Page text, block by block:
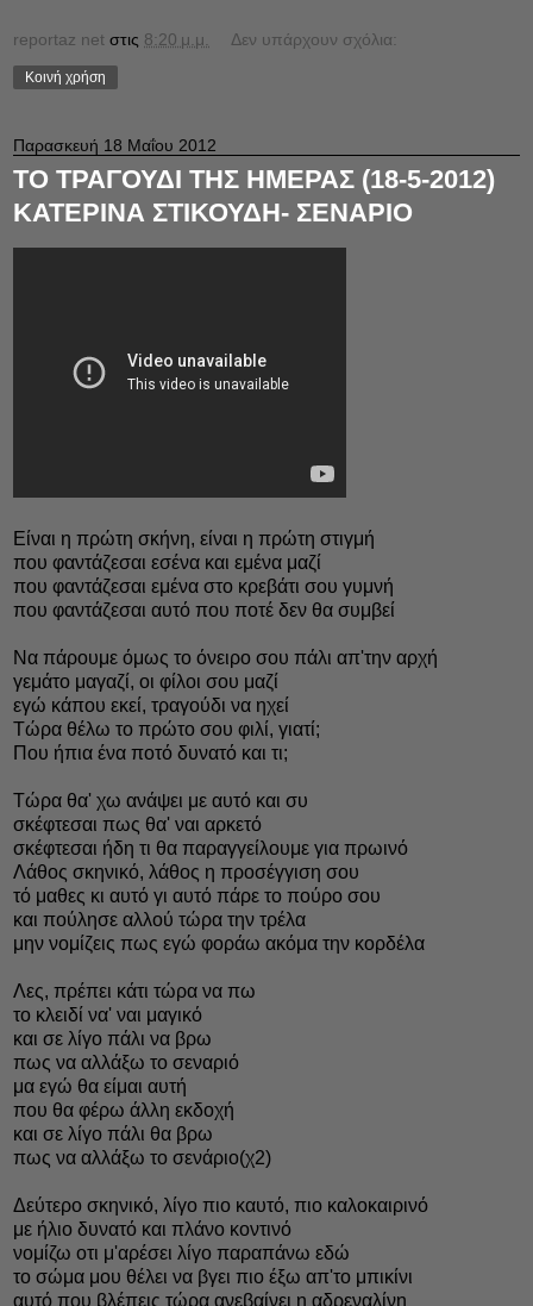
reportaz net στις 8:20 μ.μ. Δεν υπάρχουν σχόλια:
Κοινή χρήση
Παρασκευή 18 Μαΐου 2012
ΤΟ ΤΡΑΓΟΥΔΙ ΤΗΣ ΗΜΕΡΑΣ (18-5-2012)
ΚΑΤΕΡΙΝΑ ΣΤΙΚΟΥΔΗ- ΣΕΝΑΡΙΟ
Είναι η πρώτη σκήνη, είναι η πρώτη στιγμή
που φαντάζεσαι εσένα και εμένα μαζί
που φαντάζεσαι εμένα στο κρεβάτι σου γυμνή
που φαντάζεσαι αυτό που ποτέ δεν θα συμβεί
Nα πάρουμε όμως το όνειρο σου πάλι απ'την αρχή
γεμάτο μαγαζί, οι φίλοι σου μαζί
εγώ κάπου εκεί, τραγούδι να ηχεί
Tώρα θέλω το πρώτο σου φιλί, γιατί;
Που ήπια ένα ποτό δυνατό και τι;
Τώρα θα' χω ανάψει με αυτό και συ
σκέφτεσαι πως θα' ναι αρκετό
σκέφτεσαι ήδη τι θα παραγγείλουμε για πρωινό
Λάθος σκηνικό, λάθος η προσέγγιση σου
τό μαθες κι αυτό γι αυτό πάρε το πούρο σου
και πούλησε αλλού τώρα την τρέλα
μην νομίζεις πως εγώ φοράω ακόμα την κορδέλα
Λες, πρέπει κάτι τώρα να πω
το κλειδί να' ναι μαγικό
και σε λίγο πάλι να βρω
πως να αλλάξω το σεναριό
μα εγώ θα είμαι αυτή
που θα φέρω άλλη εκδοχή
και σε λίγο πάλι θα βρω
πως να αλλάξω το σενάριο(χ2)
Δεύτερο σκηνικό, λίγο πιο καυτό, πιο καλοκαιρινό
με ήλιο δυνατό και πλάνο κοντινό
νομίζω οτι μ'αρέσει λίγο παραπάνω εδώ
το σώμα μου θέλει να βγει πιο έξω απ'το μπικίνι
αυτό που βλέπεις τώρα ανεβαίνει η αδρεναλίνη